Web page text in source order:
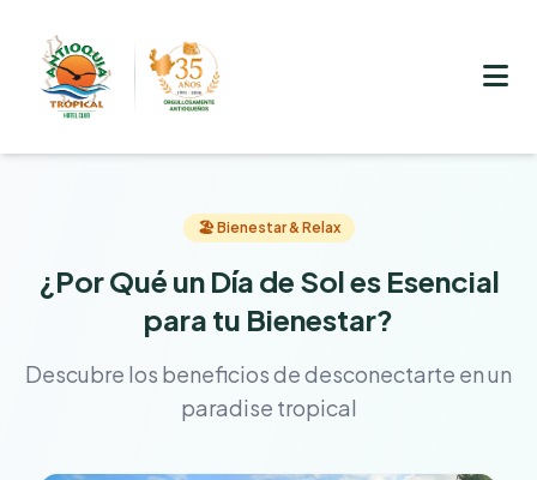
🏖️ Bienestar & Relax
¿Por Qué un Día de Sol es Esencial
para tu Bienestar?
Descubre los beneficios de desconectarte en un
paradise tropical